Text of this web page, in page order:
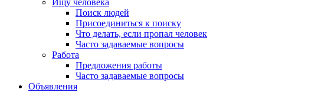
Ищу человека
Поиск людей
Присоединиться к поиску
Что делать, если пропал человек
Часто задаваемые вопросы
Работа
Предложения работы
Часто задаваемые вопросы
Объявления